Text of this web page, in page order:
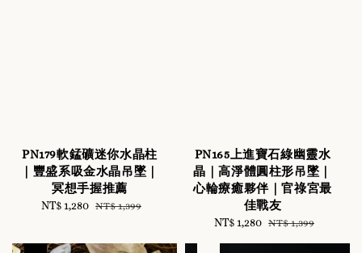
PN179軟錳礦迷你水晶柱
｜豐盛系吸金水晶吊墜｜
冥想手握推薦
Sale
NT$ 1,280 Regular
NT$ 1,399
PN165上進寶石綠幽靈水
晶｜高淨體圓柱形吊墜｜
心輪療癒夥伴｜官祿宮最
佳戰友
Sale
NT$ 1,280 Regular
NT$ 1,399